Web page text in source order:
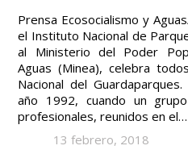
Prensa Ecosocialismo y
el Instituto Nacional de
al Ministerio del Poder
Aguas (Minea), celebra
Nacional del
año 1992, cuando un
profesionales, reunidos en el…
13 febrero, 2018